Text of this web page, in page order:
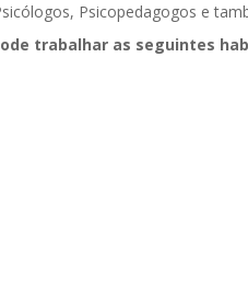
Psicopedagogos e
trabalhar as seguintes